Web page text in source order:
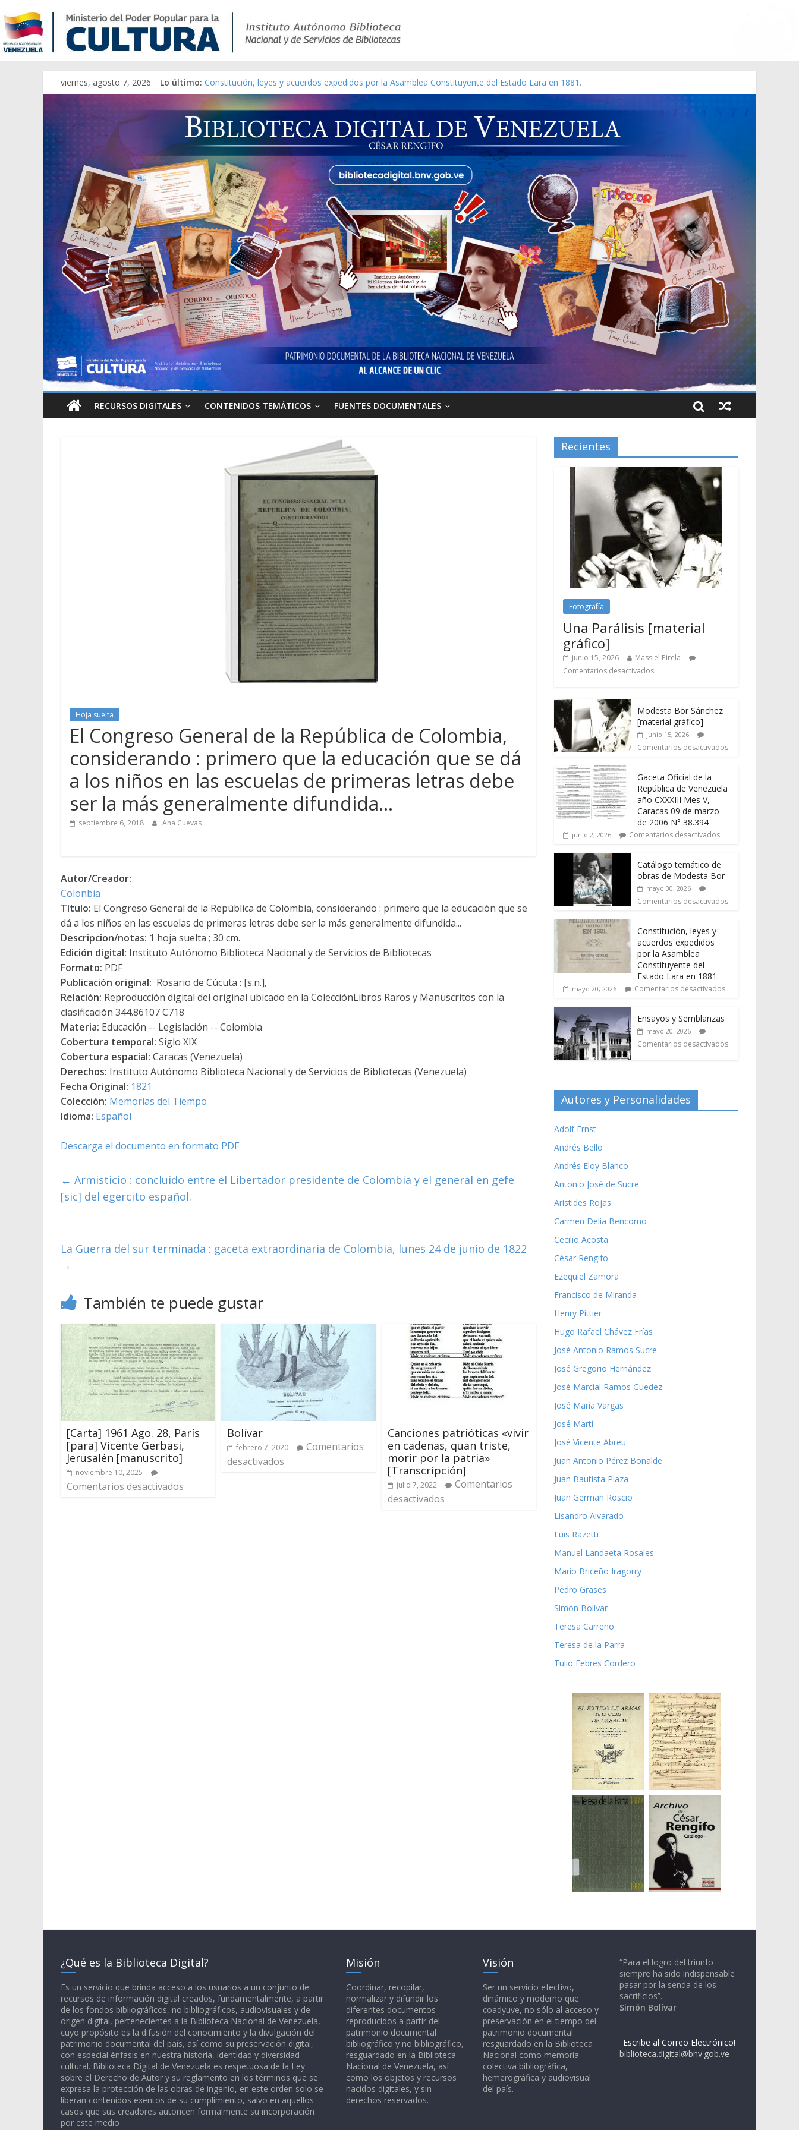
viernes, agosto 7, 2026 Lo último: Constitución, leyes y acuerdos expedidos por la Asamblea Constituyente del Estado Lara en 1881.
Una Parálisis [material gráfico]
Modesta Bor Sánchez [material gráfico]
Gaceta Oficial de la República de Venezuela año CXXXIII Mes V, Caracas 09 de marzo de 2006 N° 38.394
Catálogo temático de obras de Modesta Bor
RECURSOS DIGITALES CONTENIDOS TEMÁTICOS FUENTES DOCUMENTALES
Hoja suelta
El Congreso General de la República de Colombia,
considerando : primero que la educación que se dá
a los niños en las escuelas de primeras letras debe
ser la más generalmente difundida…
septiembre 6, 2018 Ana Cuevas
Autor/Creador:
Colonbia
Título: El Congreso General de la República de Colombia, considerando : primero que la educación que se
dá a los niños en las escuelas de primeras letras debe ser la más generalmente difundida...
Descripcion/notas: 1 hoja suelta ; 30 cm.
Edición digital: Instituto Autónomo Biblioteca Nacional y de Servicios de Bibliotecas
Formato: PDF
Publicación original: Rosario de Cúcuta : [s.n.],
Relación: Reproducción digital del original ubicado en la ColecciónLibros Raros y Manuscritos con la
clasificación 344.86107 C718
Materia: Educación -- Legislación -- Colombia
Cobertura temporal: Siglo XIX
Cobertura espacial: Caracas (Venezuela)
Derechos: Instituto Autónomo Biblioteca Nacional y de Servicios de Bibliotecas (Venezuela)
Fecha Original: 1821
Colección: Memorias del Tiempo
Idioma: Español
Descarga el documento en formato PDF
← Armisticio : concluido entre el Libertador presidente de Colombia y el general en gefe
[sic] del egercito español.
La Guerra del sur terminada : gaceta extraordinaria de Colombia, lunes 24 de junio de 1822
→
También te puede gustar
[Carta] 1961 Ago. 28, París
[para] Vicente Gerbasi,
Jerusalén [manuscrito]
noviembre 10, 2025
Comentarios desactivados
Bolívar
febrero 7, 2020
Comentarios
desactivados
Canciones patrióticas «vivir
en cadenas, quan triste,
morir por la patria»
[Transcripción]
julio 7, 2022
Comentarios
desactivados
Recientes
Fotografía
Una Parálisis [material
gráfico]
junio 15, 2026
Massiel Pirela
Comentarios desactivados
Modesta Bor Sánchez
[material gráfico]
junio 15, 2026
Comentarios desactivados
Gaceta Oficial de la
República de Venezuela
año CXXXIII Mes V,
Caracas 09 de marzo
de 2006 N° 38.394
junio 2, 2026 Comentarios desactivados
Catálogo temático de
obras de Modesta Bor
mayo 30, 2026
Comentarios desactivados
Constitución, leyes y
acuerdos expedidos
por la Asamblea
Constituyente del
Estado Lara en 1881.
mayo 20, 2026 Comentarios desactivados
Ensayos y Semblanzas
mayo 20, 2026
Comentarios desactivados
Autores y Personalidades
Adolf Ernst
Andrés Bello
Andrés Eloy Blanco
Antonio José de Sucre
Aristides Rojas
Carmen Delia Bencomo
Cecilio Acosta
César Rengifo
Ezequiel Zamora
Francisco de Miranda
Henry Pittier
Hugo Rafael Chávez Frías
José Antonio Ramos Sucre
José Gregorio Hernández
José Marcial Ramos Guedez
José María Vargas
José Martí
José Vicente Abreu
Juan Antonio Pérez Bonalde
Juan Bautista Plaza
Juan German Roscio
Lisandro Alvarado
Luis Razetti
Manuel Landaeta Rosales
Mario Briceño Iragorry
Pedro Grases
Simón Bolívar
Teresa Carreño
Teresa de la Parra
Tulio Febres Cordero
¿Qué es la Biblioteca Digital?
Es un servicio que brinda acceso a los usuarios a un conjunto de
recursos de información digital creados, fundamentalmente, a partir
de los fondos bibliográficos, no bibliográficos, audiovisuales y de
origen digital, pertenecientes a la Biblioteca Nacional de Venezuela,
cuyo propósito es la difusión del conocimiento y la divulgación del
patrimonio documental del país, así como su preservación digital,
con especial énfasis en nuestra historia, identidad y diversidad
cultural. Biblioteca Digital de Venezuela es respetuosa de la Ley
sobre el Derecho de Autor y su reglamento en los términos que se
expresa la protección de las obras de ingenio, en este orden solo se
liberan contenidos exentos de su cumplimiento, salvo en aquellos
casos que sus creadores autoricen formalmente su incorporación
por este medio
Misión
Coordinar, recopilar,
normalizar y difundir los
diferentes documentos
reproducidos a partir del
patrimonio documental
bibliográfico y no bibliográfico,
resguardado en la Biblioteca
Nacional de Venezuela, así
como los objetos y recursos
nacidos digitales, y sin
derechos reservados.
Visión
Ser un servicio efectivo,
dinámico y moderno que
coadyuve, no sólo al acceso y
preservación en el tiempo del
patrimonio documental
resguardado en la Biblioteca
Nacional como memoria
colectiva bibliográfica,
hemerográfica y audiovisual
del país.
“Para el logro del triunfo
siempre ha sido indispensable
pasar por la senda de los
sacrificios”.
Simón Bolívar
Escribe al Correo Electrónico!
biblioteca.digital@bnv.gob.ve